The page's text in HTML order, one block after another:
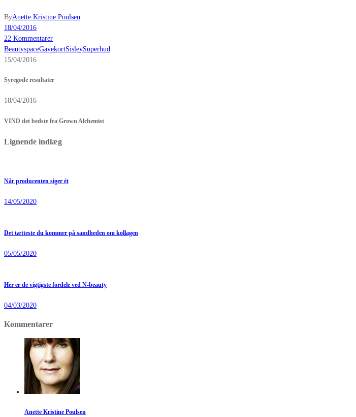
ByAnette Kristine Poulsen
18/04/2016
22 Kommentarer
BeautyspaceGavekortSisleySuperhud
15/04/2016
Syregode resultater
18/04/2016
VIND det bedste fra Grown Alchemist
Lignende indlæg
Når producenten siger ét
14/05/2020
Det tætteste du kommer på sandheden om kollagen
05/05/2020
Her er de vigtigste fordele ved N-beauty
04/03/2020
Kommentarer
Anette Kristine Poulsen